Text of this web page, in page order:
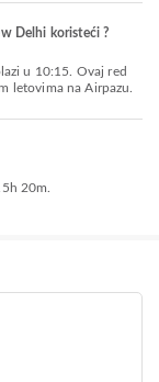
Delhi koristeći ?
letovima na Airpazu.
20m.